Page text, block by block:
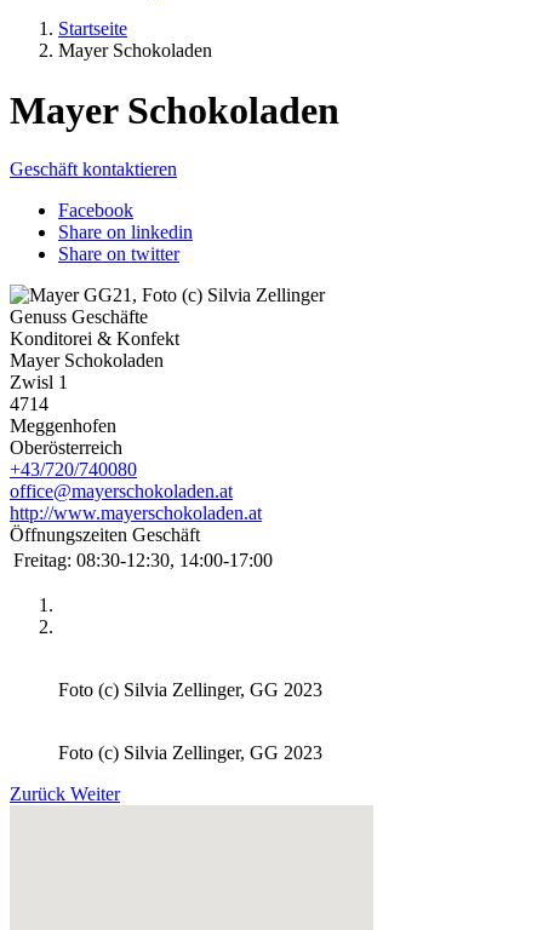
Startseite
Mayer Schokoladen
Mayer Schokoladen
Geschäft kontaktieren
Facebook
Share on linkedin
Share on twitter
Genuss Geschäfte
Konditorei & Konfekt
Mayer Schokoladen
Zwisl 1
4714
Meggenhofen
Oberösterreich
+43/720/740080
office@mayerschokoladen.at
http://www.mayerschokoladen.at
Öffnungszeiten Geschäft
Freitag: 08:30-12:30, 14:00-17:00
Foto (c) Silvia Zellinger, GG 2023
Foto (c) Silvia Zellinger, GG 2023
Zurück Weiter